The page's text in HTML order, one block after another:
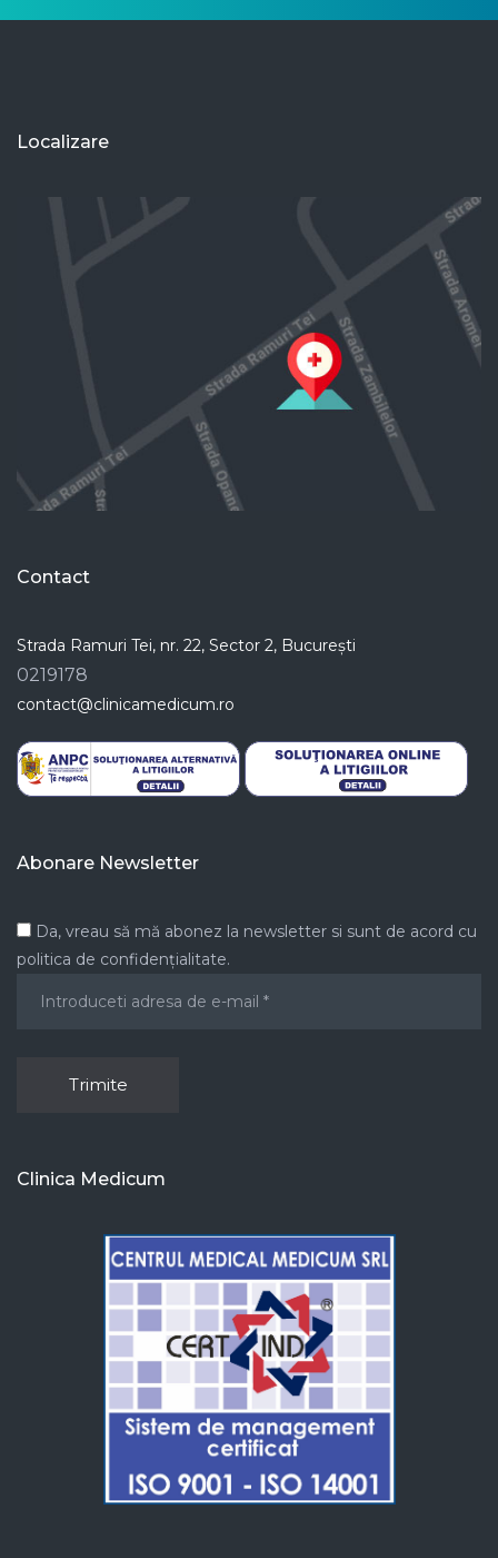
Localizare
Contact
Strada Ramuri Tei, nr. 22, Sector 2, București
0219178
contact@clinicamedicum.ro
Abonare Newsletter
Da, vreau să mă abonez la newsletter si sunt de acord cu
politica de confidențialitate.
Clinica Medicum